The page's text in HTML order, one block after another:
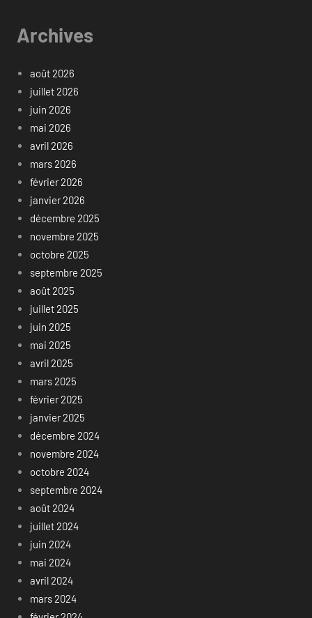
Archives
août 2026
juillet 2026
juin 2026
mai 2026
avril 2026
mars 2026
février 2026
janvier 2026
décembre 2025
novembre 2025
octobre 2025
septembre 2025
août 2025
juillet 2025
juin 2025
mai 2025
avril 2025
mars 2025
février 2025
janvier 2025
décembre 2024
novembre 2024
octobre 2024
septembre 2024
août 2024
juillet 2024
juin 2024
mai 2024
avril 2024
mars 2024